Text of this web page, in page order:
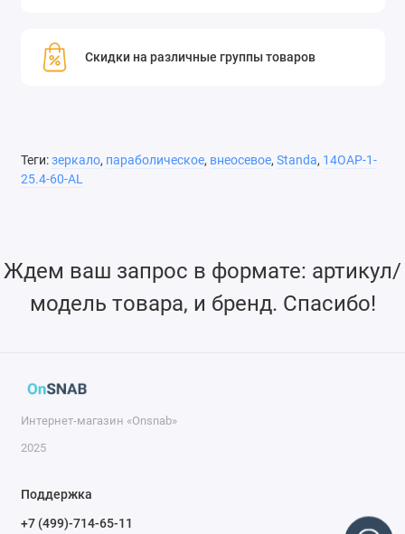
систем!
поверхности для внеосевой фокусировки луча. Эти зеркала
изготавливаются из цельного прутка, чтобы минимизировать
Скидки на различные группы товаров
Теги:зеркало, параболическое, внеосевое, Standa, 14OAP-1-
25.4-60-AL
Ждем ваш запрос в формате: артикул/
модель товара, и бренд. Спасибо!
Интернет-магазин «Onsnab»
2025
Поддержка
+7 (499)-714-65-11